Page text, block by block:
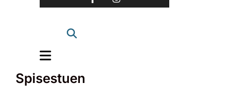
Spisestuen